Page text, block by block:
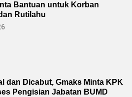
Bantuan untuk Korban
Rutilahu
dan Dicabut, Gmaks Minta KPK
Pengisian Jabatan BUMD